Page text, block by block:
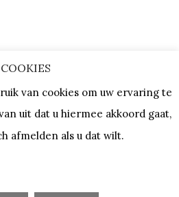
|Vacatures
COOKIES
van cookies om uw ervaring te
uit dat u hiermee akkoord gaat,
afmelden als u dat wilt.